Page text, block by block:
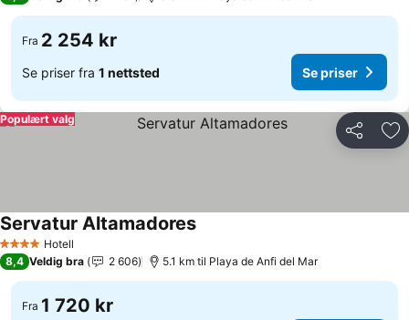
Fra 2 254 kr
Se priser fra 1 nettsted Se priser
Del
Populært valg
4 StjernerHotell
Servatur Altamadores
8,4 Veldig bra 2 606 5.1 km til Playa de Anfi del Mar
Fra 1 720 kr